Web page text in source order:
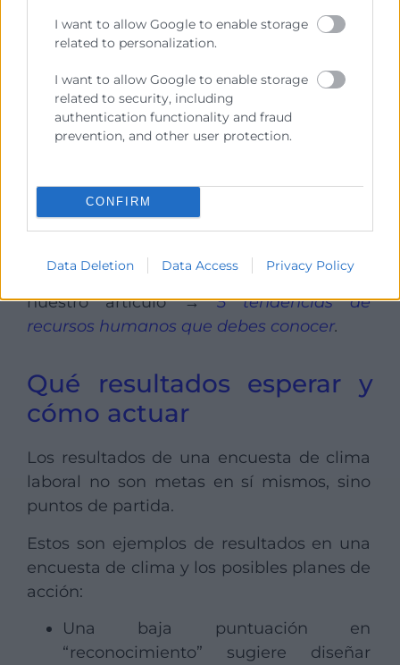
I want to allow Google to enable storage
related to personalization.
I want to allow Google to enable storage
related to security, including
authentication functionality and fraud
prevention, and other user protection.
CONFIRM
Data Deletion Data Access Privacy Policy
Comunicar los resultados con
transparencia y acompañarlos de medidas
compromiso.
Analizar una encuesta de clima laboral
significaescuchar con método y
transformando las percepciones en
oportunidades de mejora.
seguir aprendiendo sobre
gestión de personas
, te invitamos a leer
nuestro artículo →
5 tendencias de
recursos humanos que debes conocer.
Qué resultados esperar y
cómo actuar
Los resultados de una encuesta de clima
laboral no son metas en sí mismos, sino
puntos de partida.
Estos son ejemplos de resultados en una
encuesta de clima y los posibles planes de
acción:
Una baja puntuación en
“reconocimiento” sugiere diseñar